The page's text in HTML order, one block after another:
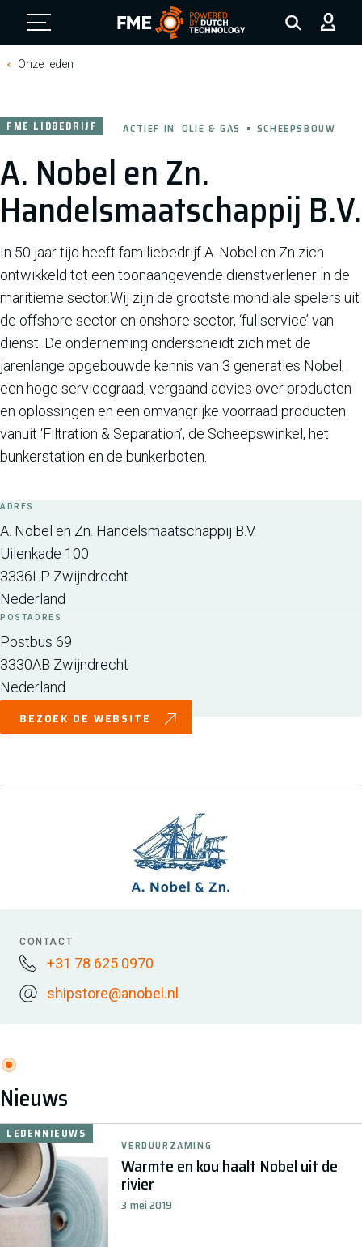
FME Logo, to the homepage
Onze leden
A. Nobel en Zn.
Handelsmaatschappij B.V.
FME LIDBEDRIJF ACTIEF IN OLIE & GAS SCHEEPSBOUW
In 50 jaar tijd heeft familiebedrijf A. Nobel en Zn zich
ontwikkeld tot een toonaangevende dienstverlener in de
maritieme sector.Wij zijn de grootste mondiale spelers uit
de offshore sector en onshore sector, ‘fullservice’ van
dienst. De onderneming onderscheidt zich met de
jarenlange opgebouwde kennis van 3 generaties Nobel,
een hoge servicegraad, vergaand advies over producten
en oplossingen en een omvangrijke voorraad producten
vanuit ‘Filtration & Separation’, de Scheepswinkel, het
bunkerstation en de bunkerboten.
ADRES
A. Nobel en Zn. Handelsmaatschappij B.V.
Uilenkade 100
3336LP Zwijndrecht
Nederland
POSTADRES
Postbus 69
3330AB Zwijndrecht
Nederland
BEZOEK DE WEBSITE
CONTACT
+31 78 625 0970
shipstore@anobel.nl
Nieuws
Warmte en kou haalt Nobel uit de
rivier
3 mei 2019
VERDUURZAMING
LEDENNIEUWS